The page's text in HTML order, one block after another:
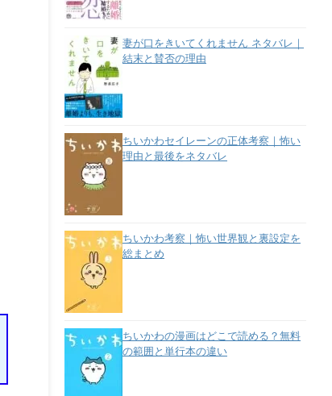
妻が口をきいてくれません ネタバレ｜
結末と賛否の理由
ちいかわセイレーンの正体考察｜怖い
理由と最後をネタバレ
ちいかわ考察｜怖い世界観と裏設定を
総まとめ
ちいかわの漫画はどこで読める？無料
の範囲と単行本の違い